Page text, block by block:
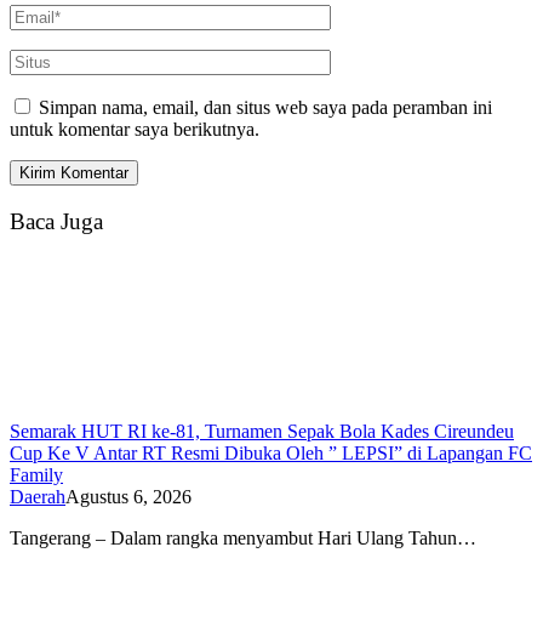
Simpan nama, email, dan situs web saya pada peramban ini
untuk komentar saya berikutnya.
Baca Juga
Semarak HUT RI ke-81, Turnamen Sepak Bola Kades Cireundeu
Cup Ke V Antar RT Resmi Dibuka Oleh ” LEPSI” di Lapangan FC
Family
DaerahAgustus 6, 2026
Tangerang – Dalam rangka menyambut Hari Ulang Tahun…